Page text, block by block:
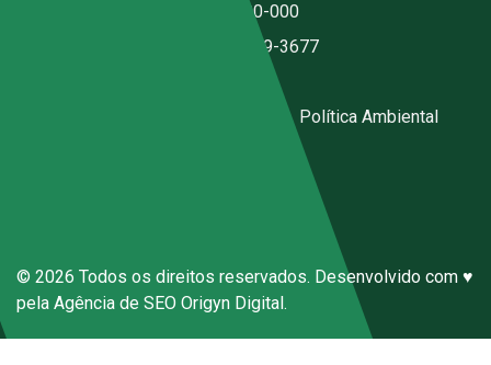
- Santa Isabel - SP - CEP 07500-000
(11) 97059-3677
Política Ambiental
© 2026 Todos os direitos reservados. Desenvolvido com ♥
pela Agência de SEO Origyn Digital.